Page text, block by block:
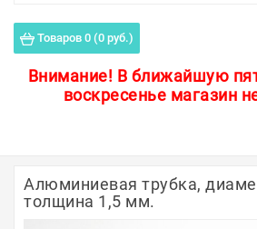
Товаров 0 (0 руб.)
Внимание! В ближайшую
воскресенье магазин
Пороги для пола
Защитные уголки
Полосы из металла
Алюминиевая трубка,
толщина 1,5 мм.